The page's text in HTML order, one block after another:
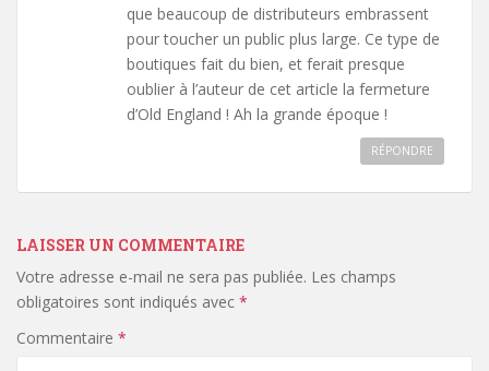
que beaucoup de distributeurs embrassent
pour toucher un public plus large. Ce type de
boutiques fait du bien, et ferait presque
oublier à l’auteur de cet article la fermeture
d’Old England ! Ah la grande époque !
RÉPONDRE
LAISSER UN COMMENTAIRE
Votre adresse e-mail ne sera pas publiée. Les champs
obligatoires sont indiqués avec *
Commentaire *